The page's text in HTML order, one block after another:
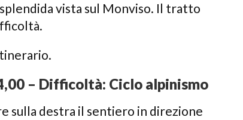
vista sul Monviso. Il tratto
– Difficoltà: Ciclo alpinismo
sulla destra il sentiero in direzione